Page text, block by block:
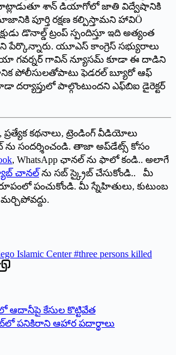
శాన్ డియాగోలో జాతి విద్వేషానికి
పూర్తి రక్షణ కల్పిస్తామని హావిÖ
డొనాల్డ్ ట్రంప్ స్పందిస్తూ ఇది అత్యంత
యూఎస్ కాంగ్రెస్ సభ్యురాలు
గవర్నర్ గావిన్ న్యూసమ్ కూడా ఈ దాడిని
పోలీసులతోపాటు ఫెడరల్ బ్యూరో ఆఫ్
దర్యాప్తులో పాల్గొంటుందని ఎఫ్‌బిఐ డైరెక్టర్
కథనాలు, ట్రెండింగ్ వీడియోలు
ను సందర్శించండి. తాజా అప్‌డేట్స్ కోసం
, WhatsApp ఛానల్ ను ఫాలో కండి.. అలాగే
చానల్ ను సబ్ స్క్రైబ్ చేసుకోండి.. మీ
పంచుకోండి. మీ స్నేహితులు, కుటుంబ
Islamic Center #three persons killed
కేసుల కొట్టివేత
పనికిరాని ఆహార పదార్థాలు